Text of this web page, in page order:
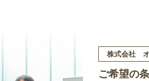
株式会社
ご希望の